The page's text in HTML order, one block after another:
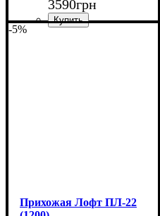
3590грн
-5%
Прихожая Лофт ПЛ-22